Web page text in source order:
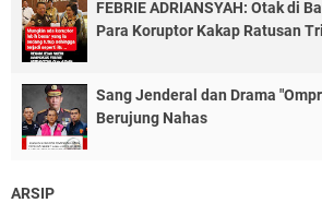
FEBRIE ADRIANSYAH: Otak di
Para Koruptor Kakap Ratusan
Sang Jenderal dan Drama
Berujung Nahas
ARSIP